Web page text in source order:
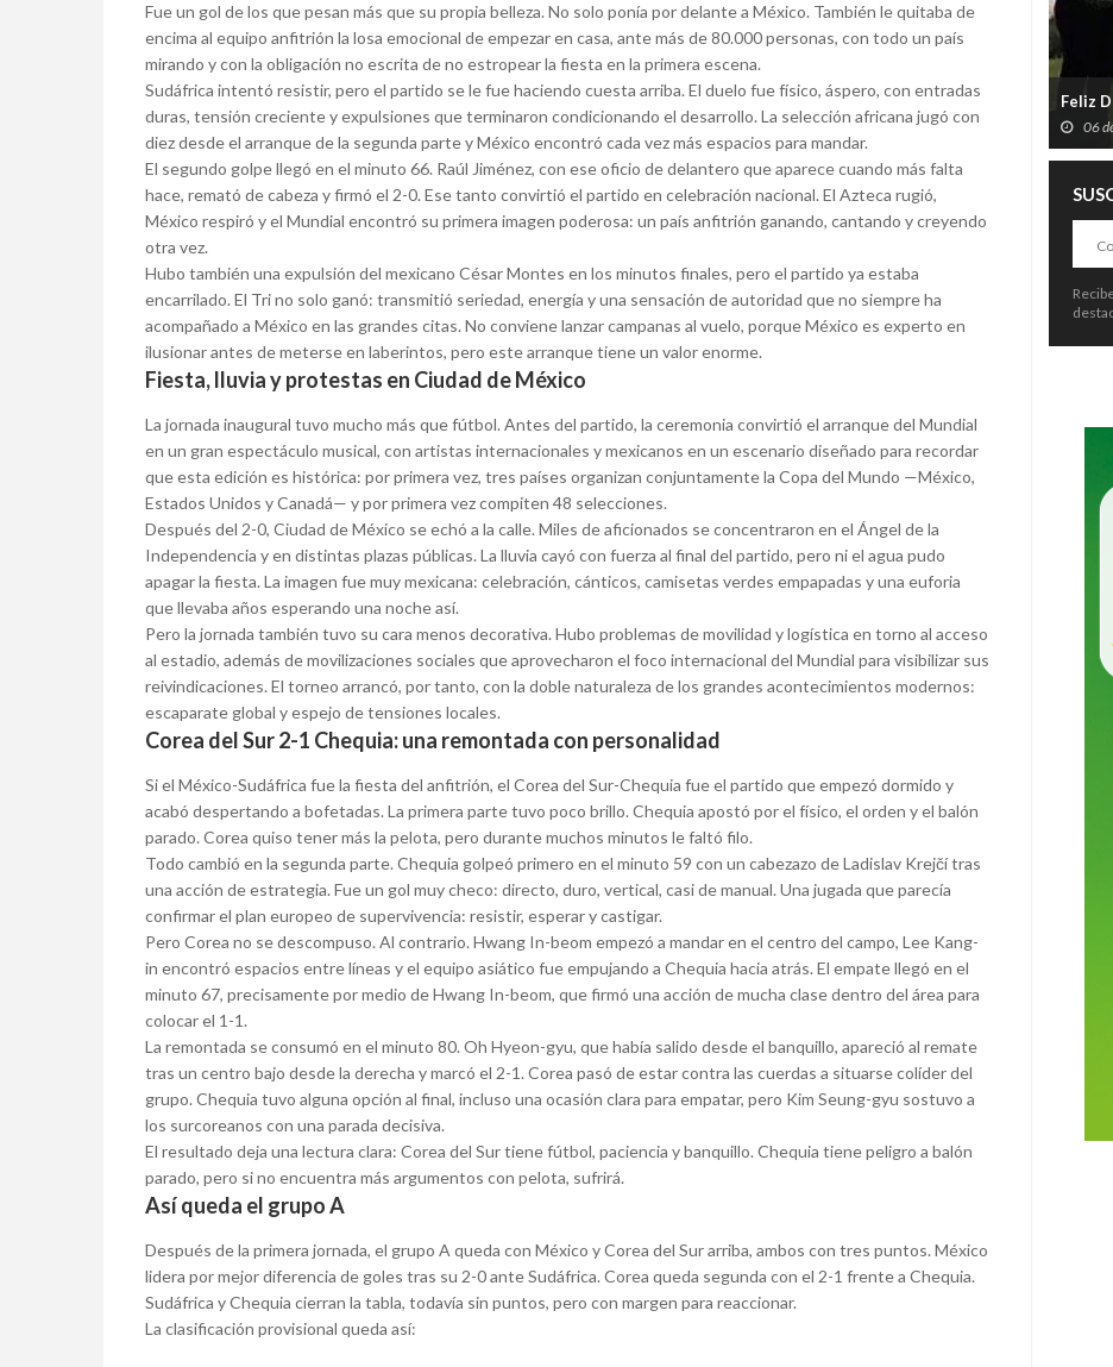
Fue un gol de los que pesan más que su propia belleza. No solo ponía por delante a México. También le quitaba de
encima al equipo anfitrión la losa emocional de empezar en casa, ante más de 80.000 personas, con todo un país
mirando y con la obligación no escrita de no estropear la fiesta en la primera escena.
Sudáfrica intentó resistir, pero el partido se le fue haciendo cuesta arriba. El duelo fue físico, áspero, con entradas
duras, tensión creciente y expulsiones que terminaron condicionando el desarrollo. La selección africana jugó con
diez desde el arranque de la segunda parte y México encontró cada vez más espacios para mandar.
El segundo golpe llegó en el minuto 66. Raúl Jiménez, con ese oficio de delantero que aparece cuando más falta
hace, remató de cabeza y firmó el 2-0. Ese tanto convirtió el partido en celebración nacional. El Azteca rugió,
México respiró y el Mundial encontró su primera imagen poderosa: un país anfitrión ganando, cantando y creyendo
otra vez.
Hubo también una expulsión del mexicano César Montes en los minutos finales, pero el partido ya estaba
encarrilado. El Tri no solo ganó: transmitió seriedad, energía y una sensación de autoridad que no siempre ha
acompañado a México en las grandes citas. No conviene lanzar campanas al vuelo, porque México es experto en
ilusionar antes de meterse en laberintos, pero este arranque tiene un valor enorme.
Fiesta, lluvia y protestas en Ciudad de México
La jornada inaugural tuvo mucho más que fútbol. Antes del partido, la ceremonia convirtió el arranque del Mundial
en un gran espectáculo musical, con artistas internacionales y mexicanos en un escenario diseñado para recordar
que esta edición es histórica: por primera vez, tres países organizan conjuntamente la Copa del Mundo —México,
Estados Unidos y Canadá— y por primera vez compiten 48 selecciones.
Después del 2-0, Ciudad de México se echó a la calle. Miles de aficionados se concentraron en el Ángel de la
Independencia y en distintas plazas públicas. La lluvia cayó con fuerza al final del partido, pero ni el agua pudo
apagar la fiesta. La imagen fue muy mexicana: celebración, cánticos, camisetas verdes empapadas y una euforia
que llevaba años esperando una noche así.
Pero la jornada también tuvo su cara menos decorativa. Hubo problemas de movilidad y logística en torno al acceso
al estadio, además de movilizaciones sociales que aprovecharon el foco internacional del Mundial para visibilizar sus
reivindicaciones. El torneo arrancó, por tanto, con la doble naturaleza de los grandes acontecimientos modernos:
escaparate global y espejo de tensiones locales.
Corea del Sur 2-1 Chequia: una remontada con personalidad
Si el México-Sudáfrica fue la fiesta del anfitrión, el Corea del Sur-Chequia fue el partido que empezó dormido y
acabó despertando a bofetadas. La primera parte tuvo poco brillo. Chequia apostó por el físico, el orden y el balón
parado. Corea quiso tener más la pelota, pero durante muchos minutos le faltó filo.
Todo cambió en la segunda parte. Chequia golpeó primero en el minuto 59 con un cabezazo de Ladislav Krejčí tras
una acción de estrategia. Fue un gol muy checo: directo, duro, vertical, casi de manual. Una jugada que parecía
confirmar el plan europeo de supervivencia: resistir, esperar y castigar.
Pero Corea no se descompuso. Al contrario. Hwang In-beom empezó a mandar en el centro del campo, Lee Kang-
in encontró espacios entre líneas y el equipo asiático fue empujando a Chequia hacia atrás. El empate llegó en el
minuto 67, precisamente por medio de Hwang In-beom, que firmó una acción de mucha clase dentro del área para
colocar el 1-1.
La remontada se consumó en el minuto 80. Oh Hyeon-gyu, que había salido desde el banquillo, apareció al remate
tras un centro bajo desde la derecha y marcó el 2-1. Corea pasó de estar contra las cuerdas a situarse colíder del
grupo. Chequia tuvo alguna opción al final, incluso una ocasión clara para empatar, pero Kim Seung-gyu sostuvo a
los surcoreanos con una parada decisiva.
El resultado deja una lectura clara: Corea del Sur tiene fútbol, paciencia y banquillo. Chequia tiene peligro a balón
parado, pero si no encuentra más argumentos con pelota, sufrirá.
Así queda el grupo A
Después de la primera jornada, el grupo A queda con México y Corea del Sur arriba, ambos con tres puntos. México
lidera por mejor diferencia de goles tras su 2-0 ante Sudáfrica. Corea queda segunda con el 2-1 frente a Chequia.
Sudáfrica y Chequia cierran la tabla, todavía sin puntos, pero con margen para reaccionar.
La clasificación provisional queda así:
Feliz
06